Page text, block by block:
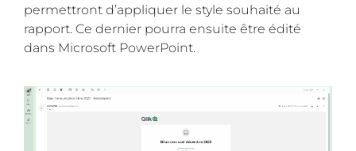
permettront d’appliquer le style souhaité au
rapport. Ce dernier pourra ensuite être édité
dans Microsoft PowerPoint.